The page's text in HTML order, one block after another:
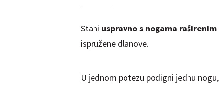
Stani uspravno s nogama
ispružene dlanove.
U jednom potezu podigni jednu